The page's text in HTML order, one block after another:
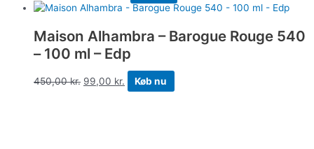
Maison Alhambra – Barogue Rouge 540
– 100 ml – Edp
450,00kr. 99,00 kr. Køb nu